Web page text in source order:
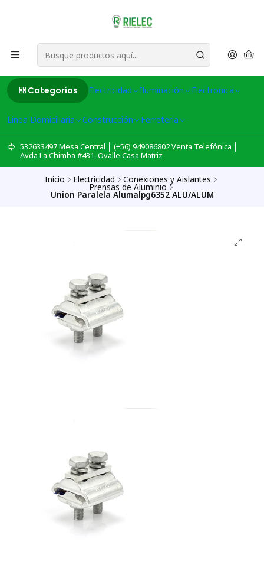
Categorías Electricidad Iluminación Electronica
Linea Domiciliaria Construcción Ferreteria
532633497 Mesa Central │ (+56) 949086802 Venta Telefónica │
Avda La Chimba #431, Ovalle Casa Matriz
Inicio Electricidad Conexiones y Aislantes
Prensas de Aluminio
Union Paralela Alumalpg6352 ALU/ALUM